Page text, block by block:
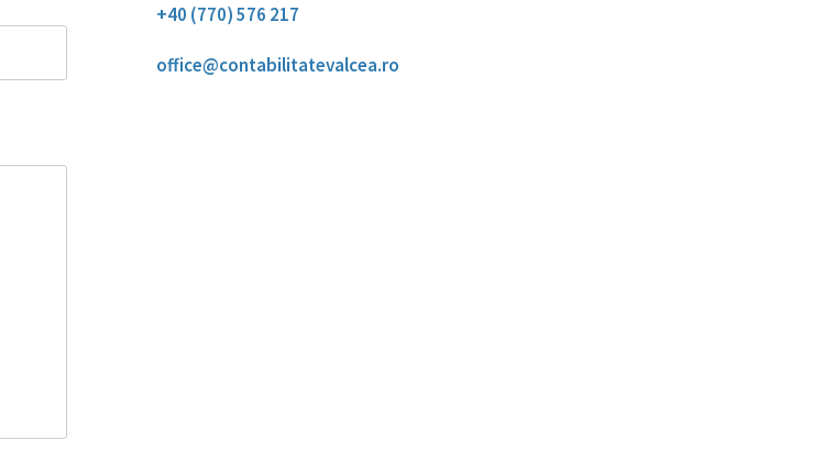
+40 (770) 576 217
office@contabilitatevalcea.ro